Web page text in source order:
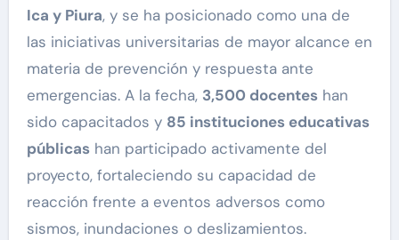
Ica y Piura, y se ha posicionado como una de
las iniciativas universitarias de mayor alcance en
materia de prevención y respuesta ante
emergencias. A la fecha, 3,500 docenteshan
sido capacitados y 85 instituciones educativas
públicashan participado activamente del
proyecto, fortaleciendo su capacidad de
reacción frente a eventos adversos como
sismos, inundaciones o deslizamientos.